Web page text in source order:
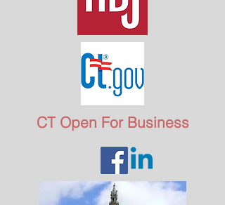
CT Open For Business